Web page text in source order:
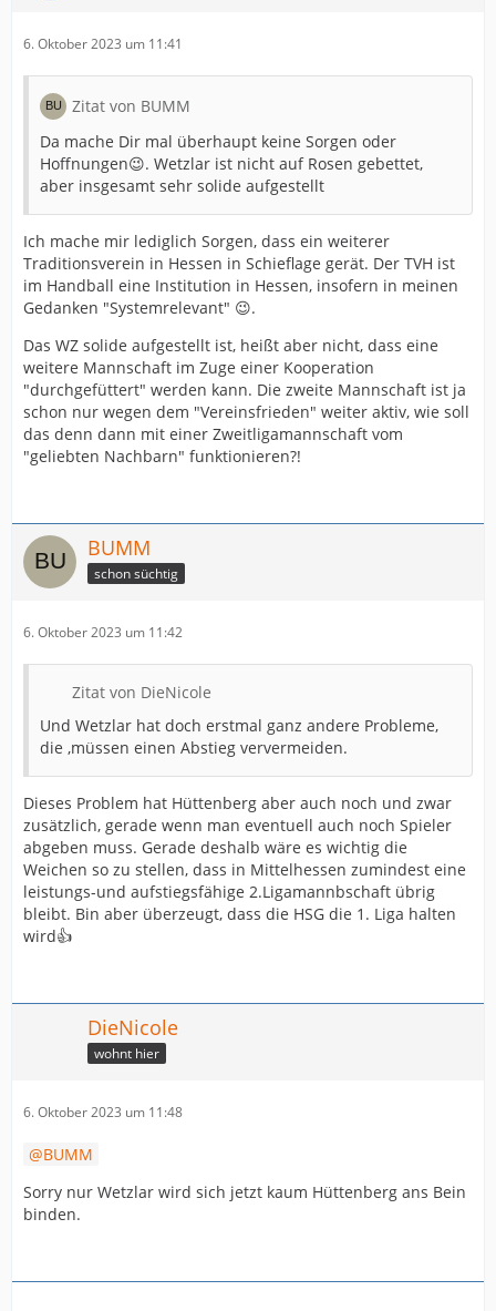
6. Oktober 2023 um 11:41
Zitat von BUMM
Da mache Dir mal überhaupt keine Sorgen oder
Hoffnungen😉. Wetzlar ist nicht auf Rosen gebettet,
aber insgesamt sehr solide aufgestellt
Ich mache mir lediglich Sorgen, dass ein weiterer
Traditionsverein in Hessen in Schieflage gerät. Der TVH ist
im Handball eine Institution in Hessen, insofern in meinen
Gedanken "Systemrelevant" 😉.
Das WZ solide aufgestellt ist, heißt aber nicht, dass eine
weitere Mannschaft im Zuge einer Kooperation
"durchgefüttert" werden kann. Die zweite Mannschaft ist ja
schon nur wegen dem "Vereinsfrieden" weiter aktiv, wie soll
das denn dann mit einer Zweitligamannschaft vom
"geliebten Nachbarn" funktionieren?!
BUMM
schon süchtig
6. Oktober 2023 um 11:42
Zitat von DieNicole
Und Wetzlar hat doch erstmal ganz andere Probleme,
die ,müssen einen Abstieg ververmeiden.
Dieses Problem hat Hüttenberg aber auch noch und zwar
zusätzlich, gerade wenn man eventuell auch noch Spieler
abgeben muss. Gerade deshalb wäre es wichtig die
Weichen so zu stellen, dass in Mittelhessen zumindest eine
leistungs-und aufstiegsfähige 2.Ligamannbschaft übrig
bleibt. Bin aber überzeugt, dass die HSG die 1. Liga halten
wird👍
DieNicole
wohnt hier
6. Oktober 2023 um 11:48
BUMM
Sorry nur Wetzlar wird sich jetzt kaum Hüttenberg ans Bein
binden.